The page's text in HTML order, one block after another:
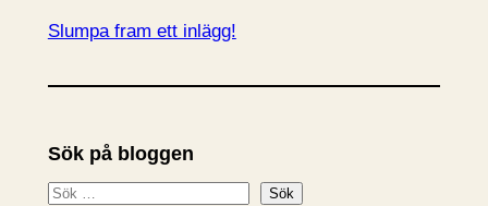
Slumpa fram ett inlägg!
Sök på bloggen
S
Sök